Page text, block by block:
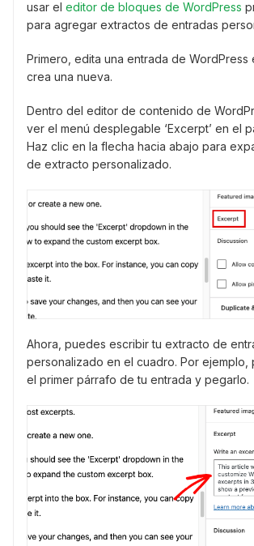
usar el editor de bloques de WordPress
para agregar extractos de entradas
Primero, edita una entrada de WordPress
crea una nueva.
Dentro del editor de contenido de
ver el menú desplegable ‘Excerpt’ en el
Haz clic en la flecha hacia abajo para
de extracto personalizado.
Ahora, puedes escribir tu extracto de
personalizado en el cuadro. Por ejemplo,
el primer párrafo de tu entrada y pegarlo.